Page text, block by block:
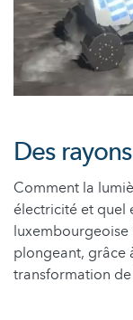
Des
Comment la
électricité et quel
plongeant, grâce
transformation